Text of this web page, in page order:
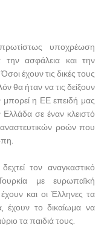
υποχρέωση
την ασφάλεια και την
έχουν τις δικές τους
θα ήταν να τις δείξουν
μπορεί η ΕΕ επειδή μας
Ελλάδα σε έναν κλειστό
ροών που
τον αναγκαστικό
με ευρωπαϊκή
και οι Έλληνες τα
έχουν το δικαίωμα να
τα παιδιά τους.